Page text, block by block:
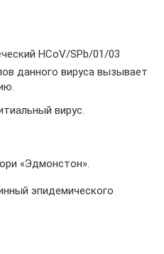
HCoV/SPb/01/03
данного вируса вызывает
вирус.
«Эдмонстон».
эпидемического